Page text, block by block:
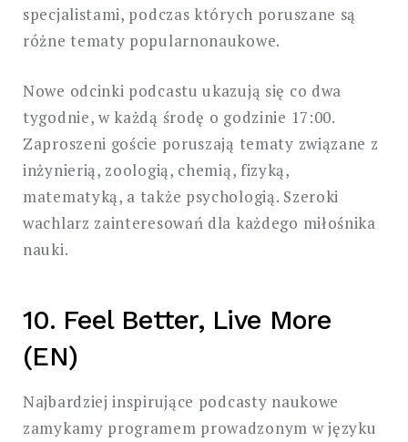
specjalistami, podczas których poruszane są
różne tematy popularnonaukowe.
Nowe odcinki podcastu ukazują się co dwa
tygodnie, w każdą środę o godzinie 17:00.
Zaproszeni goście poruszają tematy związane z
inżynierią, zoologią, chemią, fizyką,
matematyką, a także psychologią. Szeroki
wachlarz zainteresowań dla każdego miłośnika
nauki.
10. Feel Better, Live More
(EN)
Najbardziej inspirujące podcasty naukowe
zamykamy programem prowadzonym w języku